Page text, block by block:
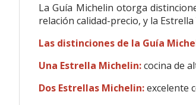
La Guía Michelin otorga
relación calidad-precio, y la
Las distinciones de la Guía
Una Estrella Michelin:cocina de
Dos Estrellas Michelin:excelente